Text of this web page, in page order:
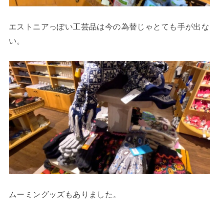
エストニアっぽい工芸品は今の為替じゃとても手が出な
い。
ムーミングッズもありました。